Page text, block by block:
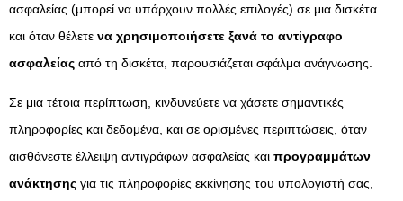
ασφαλείας (μπορεί να υπάρχουν πολλές επιλογές) σε μια δισκέτα
και όταν θέλετε να χρησιμοποιήσετε ξανά το αντίγραφο
ασφαλείας από τη δισκέτα, παρουσιάζεται σφάλμα ανάγνωσης.
Σε μια τέτοια περίπτωση, κινδυνεύετε να χάσετε σημαντικές
πληροφορίες και δεδομένα, και σε ορισμένες περιπτώσεις, όταν
αισθάνεστε έλλειψη αντιγράφων ασφαλείας και προγραμμάτων
ανάκτησης για τις πληροφορίες εκκίνησης του υπολογιστή σας,